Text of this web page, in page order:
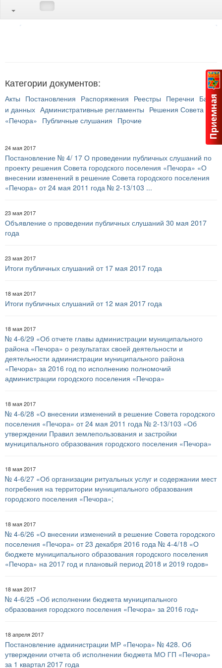
Категории документов:
Акты Постановления Распоряжения Реестры Перечни Банк
и данных Административные регламенты Решения Совета ГП
«Печора» Публичные слушания Прочие
24 мая 2017
Постановление № 4/ 17 О проведении публичных слушаний по
проекту решения Совета городского поселения «Печора» «О
внесении изменений в решение Совета городского поселения
«Печора» от 24 мая 2011 года № 2-13/103 ...
23 мая 2017
Объявление о проведении публичных слушаний 30 мая 2017
года
23 мая 2017
Итоги публичных слушаний от 17 мая 2017 года
18 мая 2017
Итоги публичных слушаний от 12 мая 2017 года
18 мая 2017
№ 4-6/29 «Об отчете главы администрации муниципального
района «Печора» о результатах своей деятельности и
деятельности администрации муниципального района
«Печора» за 2016 год по исполнению полномочий
администрации городского поселения «Печора»
18 мая 2017
№ 4-6/28 «О внесении изменений в решение Совета городского
поселения «Печора» от 24 мая 2011 года № 2-13/103 «Об
утверждении Правил землепользования и застройки
муниципального образования городского поселения «Печора»
18 мая 2017
№ 4-6/27 «Об организации ритуальных услуг и содержании мест
погребения на территории муниципального образования
городского поселения «Печора»;
18 мая 2017
№ 4-6/26 «О внесении изменений в решение Совета городского
поселения «Печора» от 23 декабря 2016 года № 4-4/18 «О
бюджете муниципального образования городского поселения
«Печора» на 2017 год и плановый период 2018 и 2019 годов»
18 мая 2017
№ 4-6/25 «Об исполнении бюджета муниципального
образования городского поселения «Печора» за 2016 год»
18 апреля 2017
Постановление администрации МР «Печора» № 428. Об
утверждении отчета об исполнении бюджета МО ГП «Печора»
за 1 квартал 2017 года